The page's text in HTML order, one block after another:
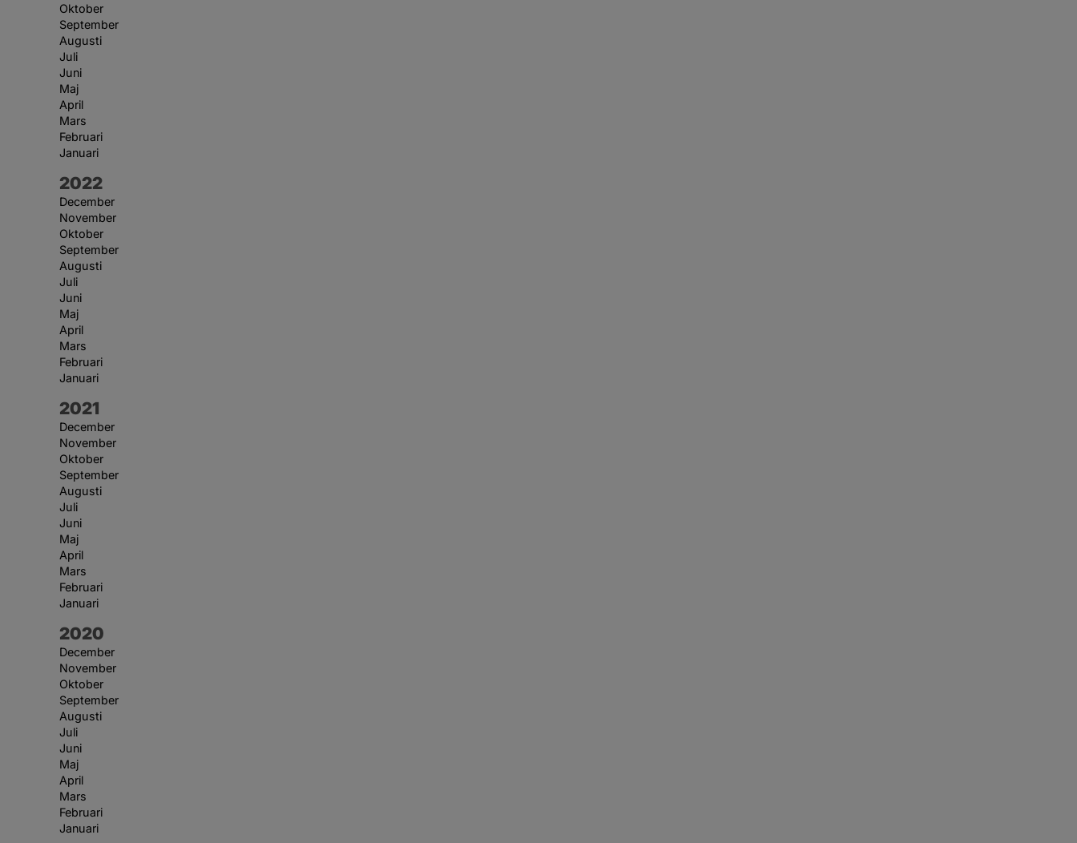
Oktober
September
Augusti
Juli
Juni
Maj
April
Mars
Februari
Januari
År:
2022
December
November
Oktober
September
Augusti
Juli
Juni
Maj
April
Mars
Februari
Januari
År:
2021
December
November
Oktober
September
Augusti
Juli
Juni
Maj
April
Mars
Februari
Januari
År:
2020
December
November
Oktober
September
Augusti
Juli
Juni
Maj
April
Mars
Februari
Januari